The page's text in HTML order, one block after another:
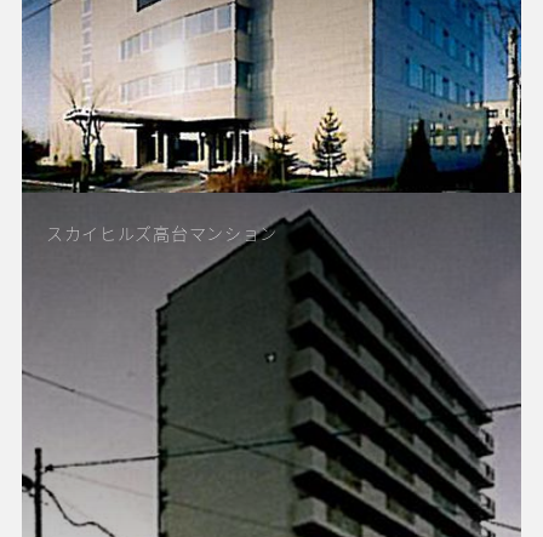
スカイヒルズ高台マンション